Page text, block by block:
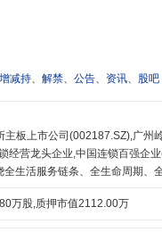
增减持、 解禁、 公告、 资讯、 股吧
经营龙头企业,中国连锁百强企
生活服务链条、全生命周期、
年4月30日,转制改名为广州市
万股,质押市值2112.00万